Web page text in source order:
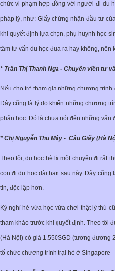
chức vi phạm hợp đồng với người đi du
pháp lý, như: Giấy chứng nhận đầu tư
khi quyết định lựa chọn, phụ huynh học
tâm tư vấn du học đưa ra hay không, nên
* Trần Thị Thanh Nga - Chuyên viên tư
Nếu cho trẻ tham gia những chương
Đây cũng là lý do khiến những chương
phần học. Đó là chưa nói đến những vấn
* Chị Nguyễn Thu Mây - Cầu Giấy (Hà
Theo tôi, du học hè là một chuyến đi rất
con đi du học dài hạn sau này. Đây cũng
tin, độc lập hơn.
Kỳ nghỉ hè vừa học vừa chơi thật lý thú
tham khảo trước khi quyết định. Theo tôi
(Hà Nội) có giá 1.550SGD (tương đương
tổ chức chương trình trại hè ở Singapore